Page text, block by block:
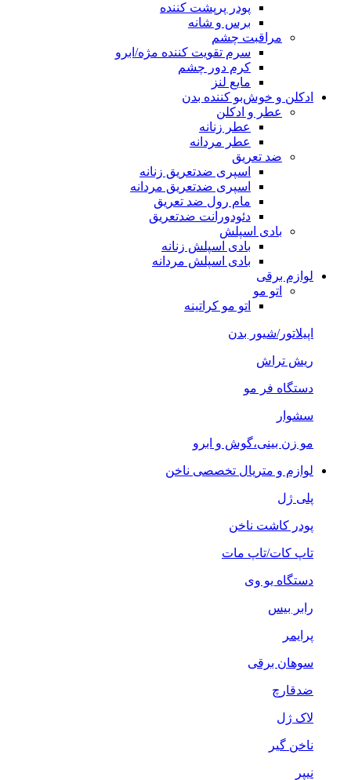
پودر پرپشت کننده
برس و شانه
مراقبت چشم
سرم تقویت کننده مژه/ابرو
کرم دور چشم
مایع لنز
ادکلن و خوش‌بو کننده بدن
عطر و ادکلن
عطر زنانه
عطر مردانه
ضد تعریق
اسپری ضدتعریق زنانه
اسپری ضدتعریق مردانه
مام رول ضد تعریق
دئودورانت ضدتعریق
بادی اسپلش
بادی اسپلش زنانه
بادی اسپلش مردانه
لوازم برقی
اتو مو
اتو مو کراتینه
اپیلاتور/شیور بدن
ریش تراش
دستگاه فر مو
سشوار
مو زن بینی،گوش و ابرو
لوازم و متریال تخصصی ناخن
پلی ژل
پودر کاشت ناخن
تاپ کات/تاپ مات
دستگاه یو وی
رابر بیس
پرایمر
سوهان برقی
ضدقارچ
لاک ژل
ناخن گیر
نیپر